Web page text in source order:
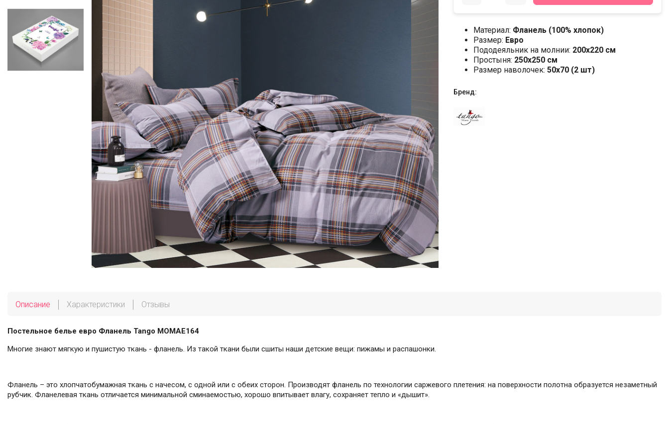
Материал: Фланель (100% хлопок)
Размер: Евро
Пододеяльник на молнии: 200х220 см
Простыня: 250х250 см
Размер наволочек: 50x70 (2 шт)
Бренд:
Описание Характеристики Отзывы
Постельное белье евро Фланель Tango MOMAE164
Многие знают мягкую и пушистую ткань - фланель. Из такой ткани были сшиты наши детские вещи: пижамы и распашонки.
Фланель – это хлопчатобумажная ткань с начесом, с одной или с обеих сторон. Производят фланель по технологии саржевого плетения: на поверхности полотна образуется незаметный
рубчик. Фланелевая ткань отличается минимальной сминаемостью, хорошо впитывает влагу, сохраняет тепло и «дышит».